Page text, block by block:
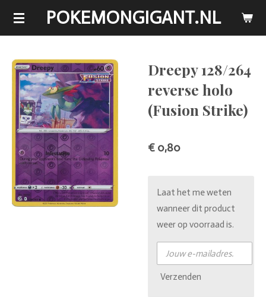
Ga
de
hoofdinhoud
POKEMONGIGANT.NL
Dreepy 128/264
reverse holo
(Fusion Strike)
€ 0,80
Laat het me weten
wanneer dit product
weer op voorraad is.
Verzenden